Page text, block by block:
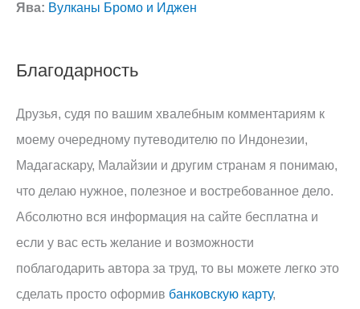
Ява: Вулканы Бромо и Иджен
Благодарность
Друзья, судя по вашим хвалебным комментариям к
моему очередному путеводителю по Индонезии,
Мадагаскару, Малайзии и другим странам я понимаю,
что делаю нужное, полезное и востребованное дело.
Абсолютно вся информация на сайте бесплатна и
если у вас есть желание и возможности
поблагодарить автора за труд, то вы можете легко это
сделать просто оформив банковскую карту,